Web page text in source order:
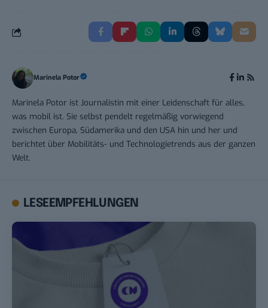
Marinela Potor
Marinela Potor ist Journalistin mit einer Leidenschaft für alles,
was mobil ist. Sie selbst pendelt regelmäßig vorwiegend
zwischen Europa, Südamerika und den USA hin und her und
berichtet über Mobilitäts- und Technologietrends aus der ganzen
Welt.
LESEEMPFEHLUNGEN